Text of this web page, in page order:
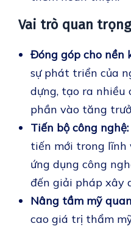
Vai trò quan trọng
Đóng góp cho nền
sự phát triển của
dựng, tạo ra nhiều
phần vào tăng
Tiến bộ công nghệ:
tiến mới trong lĩnh
ứng dụng công
đến giải pháp xây
Nâng tầm mỹ
cao giá trị thẩm